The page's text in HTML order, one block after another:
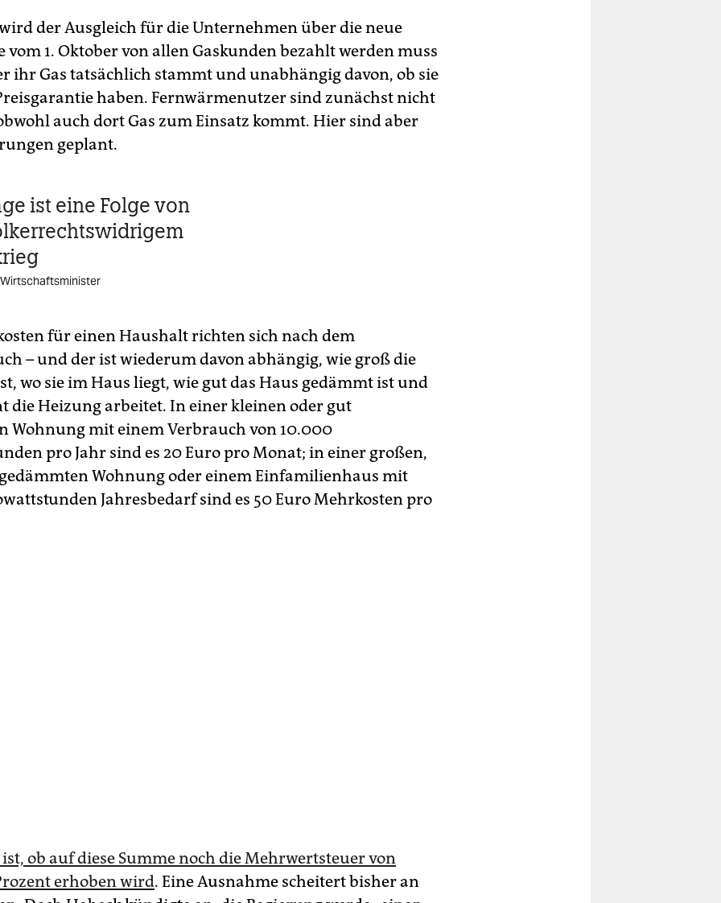
der Ausgleich für die Unternehmen über die neue
vom 1. Oktober von allen Gaskunden bezahlt werden muss
ihr Gas tatsächlich stammt und unabhängig davon, ob sie
haben. Fernwärmenutzer sind zunächst nicht
auch dort Gas zum Einsatz kommt. Hier sind aber
geplant.
ist eine Folge von
für einen Haushalt richten sich nach dem
– und der ist wiederum davon abhängig, wie groß die
wo sie im Haus liegt, wie gut das Haus gedämmt ist und
die Heizung arbeitet. In einer kleinen oder gut
Wohnung mit einem Verbrauch von 10.000
pro Jahr sind es 20 Euro pro Monat; in einer großen,
Wohnung oder einem Einfamilienhaus mit
Jahresbedarf sind es 50 Euro Mehrkosten pro
ob auf diese Summe noch die Mehrwertsteuer von
erhoben wird. Eine Ausnahme scheitert bisher an